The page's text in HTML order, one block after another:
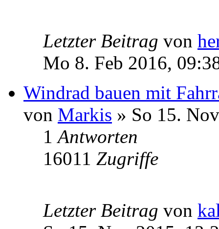
Letzter Beitrag von
Mo 8. Feb 2016,
Windrad bauen mit
von Markis » So 15.
1Antworten
16011 Zugriffe
Letzter Beitrag von